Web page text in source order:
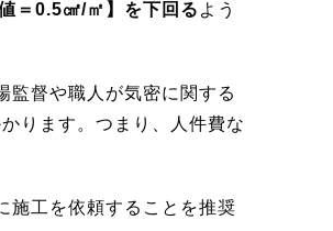
＝0.5㎠/㎡】を下回る よう
監督や職人が気密に関する
ります。つまり、人件費な
施工を依頼することを推奨